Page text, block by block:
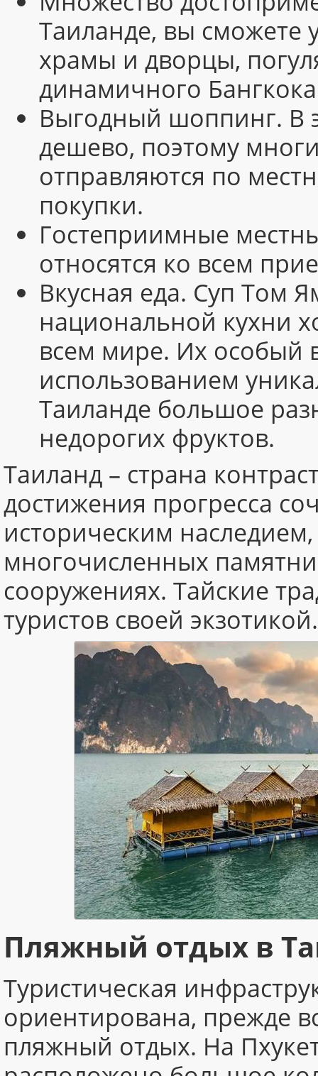
Таиланде, вы сможете
храмы и дворцы,
динамичного
Выгодный шоппинг. В
дешево, поэтому
отправляются по
покупки.
Гостеприимные
относятся ко всем
Вкусная еда. Суп Том
национальной кухни
всем мире. Их особый
использованием
Таиланде большое
недорогих фруктов.
Таиланд – страна
достижения прогресса
историческим
многочисленных
сооружениях. Тайские
туристов своей экзотикой.
Пляжный отдых в
Туристическая
ориентирована, прежде
пляжный отдых. На